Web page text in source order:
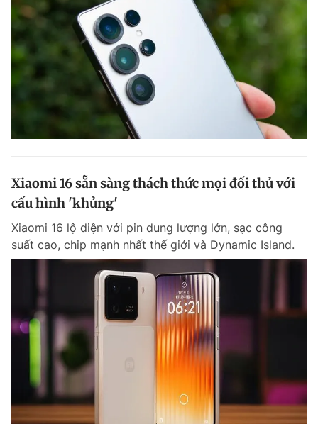
Giấy phép xuất bản số 110/GP - BTTTT cấp ngày 24.3.2020
© 2003-2026 Bản quyền thuộc về Báo Thanh Niên. Cấm sao chép
dưới mọi hình thức nếu không có sự chấp thuận bằng văn bản.
Phát triển bởi ePi Technologies, JSC.
Xiaomi 16 sẵn sàng thách thức mọi đối thủ với
cấu hình 'khủng'
Xiaomi 16 lộ diện với pin dung lượng lớn, sạc công
suất cao, chip mạnh nhất thế giới và Dynamic Island.